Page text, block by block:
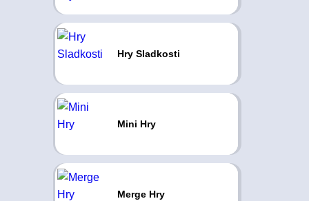
Hry Sladkosti
Mini Hry
Merge Hry